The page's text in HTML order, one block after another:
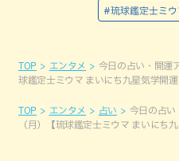
#琉球鑑定士ミウ
TOP エンタメ
今日の占い・開運
球鑑定士ミウマ まいにち九星気学開運
TOP エンタメ 占い
今日の占
（月）【琉球鑑定士ミウマ まいにち